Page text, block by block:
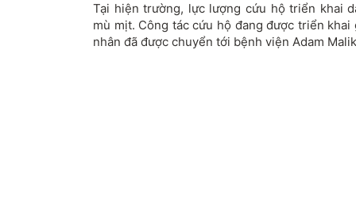
Tại hiện trường, lực lượng cứu hộ triển khai
mù mịt. Công tác cứu hộ đang được triển
nhân đã được chuyển tới bệnh viện Adam